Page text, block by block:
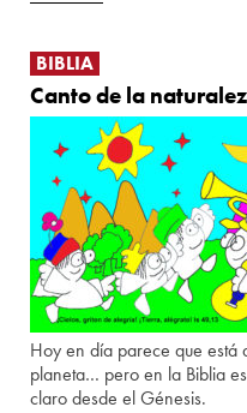
BIBLIA
Canto de la
Hoy en día parece que está
planeta… pero en la Biblia
claro desde el Génesis.